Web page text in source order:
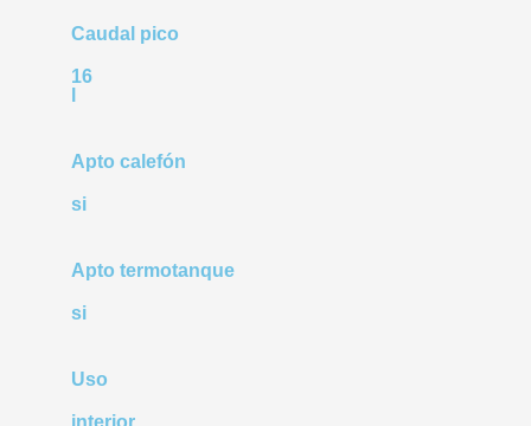
Caudal pico
16
Apto calefón
si
Apto termotanque
si
Uso
interior